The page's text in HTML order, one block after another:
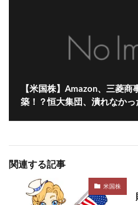
【米国株】Amazon、三菱
築！？恒大集団、潰れなかっ
関連する記事
米国株